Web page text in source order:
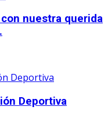
nuestra querida
Deportiva